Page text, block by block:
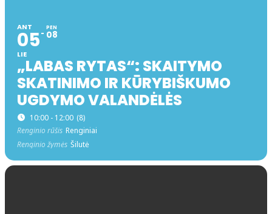
ANT
05
LIE
PEN
08
„LABAS RYTAS“: SKAITYMO
SKATINIMO IR KŪRYBIŠKUMO
UGDYMO VALANDĖLĖS
10:00 - 12:00 (8)
Renginio rūšis Renginiai
Renginio žymės Šilutė